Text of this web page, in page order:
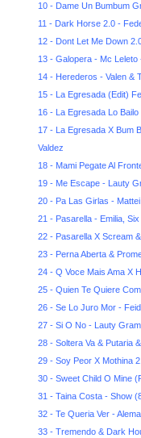
10 - Dame Un Bumbum
11 - Dark Horse 2.0 -
12 - Dont Let Me Down
13 - Galopera - Mc Leleto
14 - Herederos - Valen &
15 - La Egresada (Edit)
16 - La Egresada Lo
17 - La Egresada X Bum
Valdez
18 - Mami Pegate Al
19 - Me Escape - Lauty
20 - Pa Las Girlas -
21 - Pasarella - Emilia,
22 - Pasarella X Scream
23 - Perna Aberta &
24 - Q Voce Mais Ama X
25 - Quien Te Quiere
26 - Se Lo Juro Mor -
27 - Si O No - Lauty
28 - Soltera Va & Putaria
29 - Soy Peor X Mothina
30 - Sweet Child O Mine
31 - Taina Costa - Show
32 - Te Queria Ver -
33 - Tremendo & Dark